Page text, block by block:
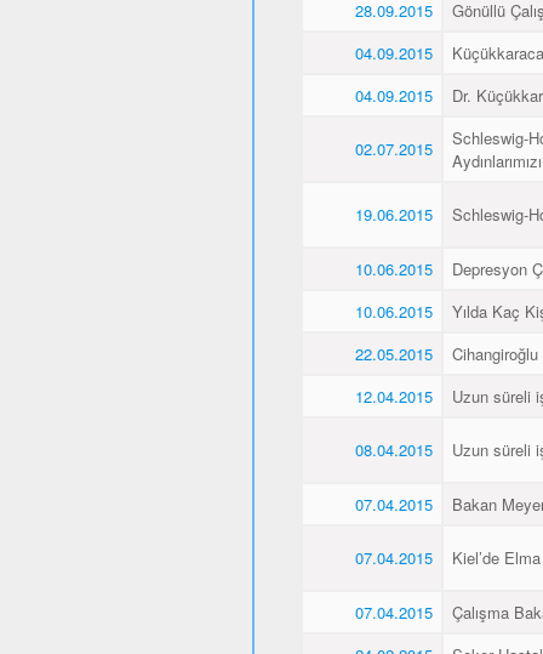
28.09.2015
Gönüllü
04.09.2015
04.09.2015
Dr.
02.07.2015
Schleswig-
19.06.2015 Schleswig-
10.06.2015
Depresyon
10.06.2015
Yılda Kaç
22.05.2015
12.04.2015
Uzun süreli
08.04.2015 Uzun süreli
07.04.2015 Bakan
07.04.2015 Kiel’de
07.04.2015
Çalışma